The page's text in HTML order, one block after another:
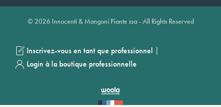
© 2026 Innocenti & Mangoni Piante ssa - All Rights Reserved
Inscrivez-vous en tant que professionnel |
Login à la boutique professionnelle